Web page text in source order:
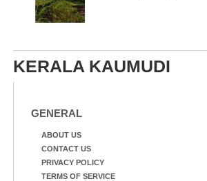
KERALA KAUMUDI
GENERAL
ABOUT US
CONTACT US
PRIVACY POLICY
TERMS OF SERVICE